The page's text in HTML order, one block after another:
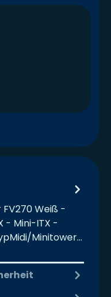
Weiß -
- Mini-ITX -
Minitower…